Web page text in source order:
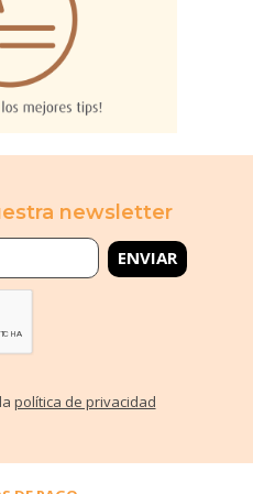
newsletter
política de privacidad